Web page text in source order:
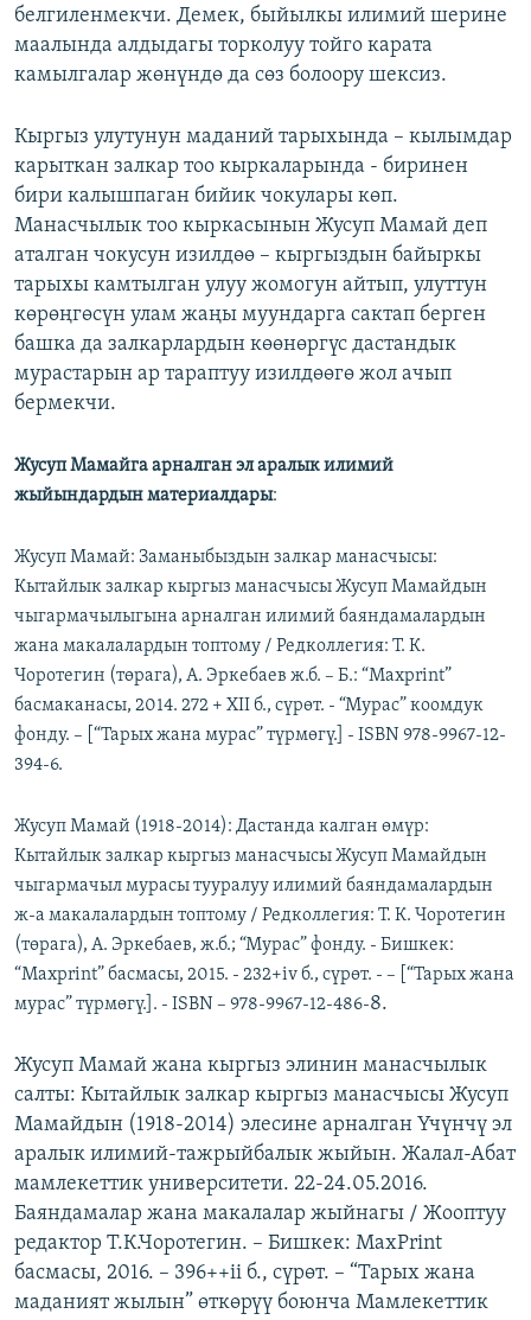
белгиленмекчи. Демек, быйылкы илимий шерине
маалында алдыдагы торколуу тойго карата
камылгалар жөнүндө да сөз болоору шексиз.
Кыргыз улутунун маданий тарыхында – кылымдар
карыткан залкар тоо кыркаларында - биринен
бири калышпаган бийик чокулары көп.
Манасчылык тоо кыркасынын Жусуп Мамай деп
аталган чокусун изилдөө – кыргыздын байыркы
тарыхы камтылган улуу жомогун айтып, улуттун
көрөңгөсүн улам жаңы муундарга сактап берген
башка да залкарлардын көөнөргүс дастандык
мурастарын ар тараптуу изилдөөгө жол ачып
бермекчи.
Жусуп Мамайга арналган эл аралык илимий
жыйындардын материалдары:
Жусуп Мамай: Заманыбыздын залкар манасчысы:
Кытайлык залкар кыргыз манасчысы Жусуп Мамайдын
чыгармачылыгына арналган илимий баяндамалардын
жана макалалардын топтому / Редколлегия: Т. К.
Чоротегин (төрага), А. Эркебаев ж.б. – Б.: “Maxprint”
басмаканасы, 2014. 272 + XII б., сүрөт. - “Мурас” коомдук
фонду. – [“Тарых жана мурас” түрмөгү.] - ISBN 978-9967-12-
394-6.
Жусуп Мамай (1918-2014): Дастанда калган өмүр:
Кытайлык залкар кыргыз манасчысы Жусуп Мамайдын
чыгармачыл мурасы тууралуу илимий баяндамалардын
ж-а макалалардын топтому / Редколлегия: Т. К. Чоротегин
(төрага), А. Эркебаев, ж.б.; “Мурас” фонду. - Бишкек:
“Maxprint” басмасы, 2015. - 232+iv б., сүрөт. - – [“Тарых жана
мурас” түрмөгү.]. - ISBN – 978-9967-12-486-8.
Жусуп Мамай жана кыргыз элинин манасчылык
салты: Кытайлык залкар кыргыз манасчысы Жусуп
Мамайдын (1918-2014) элесине арналган Үчүнчү эл
аралык илимий-тажрыйбалык жыйын. Жалал-Абат
мамлекеттик университети. 22-24.05.2016.
Баяндамалар жана макалалар жыйнагы / Жооптуу
редактор Т.К.Чоротегин. – Бишкек: MaxPrint
басмасы, 2016. – 396++ii б., сүрөт. – “Тарых жана
маданият жылын” өткөрүү боюнча Мамлекеттик